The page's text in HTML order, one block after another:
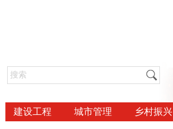
建设工程 城市管理 乡村振兴